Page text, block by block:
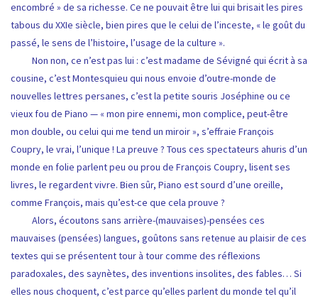
encombré » de sa richesse. Ce ne pouvait être lui qui brisait les pires
tabous du XXIe siècle, bien pires que le celui de l’inceste, « le goût du
passé, le sens de l’histoire, l’usage de la culture ».
Non non, ce n’est pas lui : c’est madame de Sévigné qui écrit à sa
cousine, c’est Montesquieu qui nous envoie d’outre-monde de
nouvelles lettres persanes, c’est la petite souris Joséphine ou ce
vieux fou de Piano — « mon pire ennemi, mon complice, peut-être
mon double, ou celui qui me tend un miroir », s’effraie François
Coupry, le vrai, l’unique ! La preuve ? Tous ces spectateurs ahuris d’un
monde en folie parlent peu ou prou de François Coupry, lisent ses
livres, le regardent vivre. Bien sûr, Piano est sourd d’une oreille,
comme François, mais qu’est-ce que cela prouve ?
Alors, écoutons sans arrière-(mauvaises)-pensées ces
mauvaises (pensées) langues, goûtons sans retenue au plaisir de ces
textes qui se présentent tour à tour comme des réflexions
paradoxales, des saynètes, des inventions insolites, des fables… Si
elles nous choquent, c’est parce qu’elles parlent du monde tel qu’il